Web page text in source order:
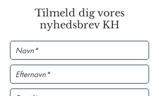
Tilmeld dig vores
nyhedsbrev KH